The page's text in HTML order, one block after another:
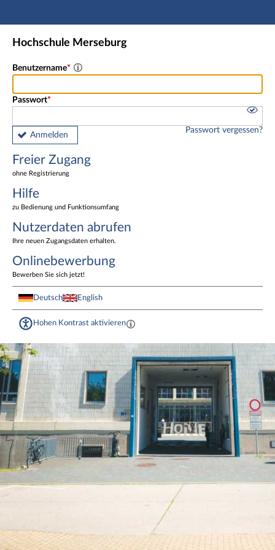
Hauptnavigation
Freier Zugang
Nutzerdaten abrufen
Fußzeile
Hochschule Merseburg
Benutzername
Passwort
Anmelden
Passwort vergessen?
Freier Zugang
ohne Registrierung
Hilfe
zu Bedienung und Funktionsumfang
Nutzerdaten abrufen
Ihre neuen Zugangsdaten erhalten.
Onlinebewerbung
Bewerben Sie sich jetzt!
Deutsch English
Hohen Kontrast aktivieren